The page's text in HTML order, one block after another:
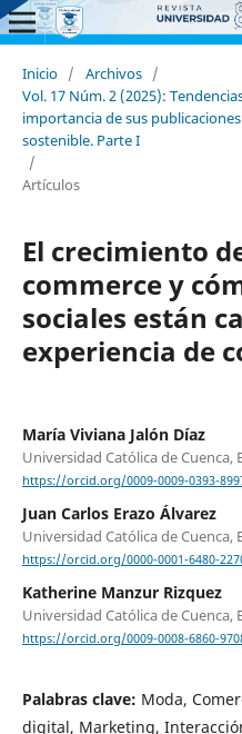
Inicio / Archivos /
Vol. 17 Núm. 2 (2025):
importancia de sus
sostenible. Parte I
/
Artículos
El crecimiento
commerce y
sociales están
experiencia de
María Viviana Jalón Díaz
Universidad Católica de Cuenca,
https://orcid.org/0009-0009-0393-
Juan Carlos Erazo Álvarez
Universidad Católica de Cuenca,
https://orcid.org/0000-0001-6480-
Katherine Manzur Rizquez
Universidad Católica de Cuenca,
https://orcid.org/0009-0008-6860-
Palabras clave: Moda,
digital, Marketing,